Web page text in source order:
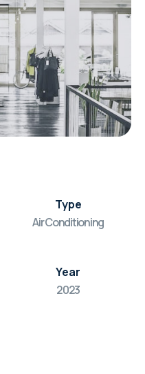
Type
Air Conditioning
Year
2023